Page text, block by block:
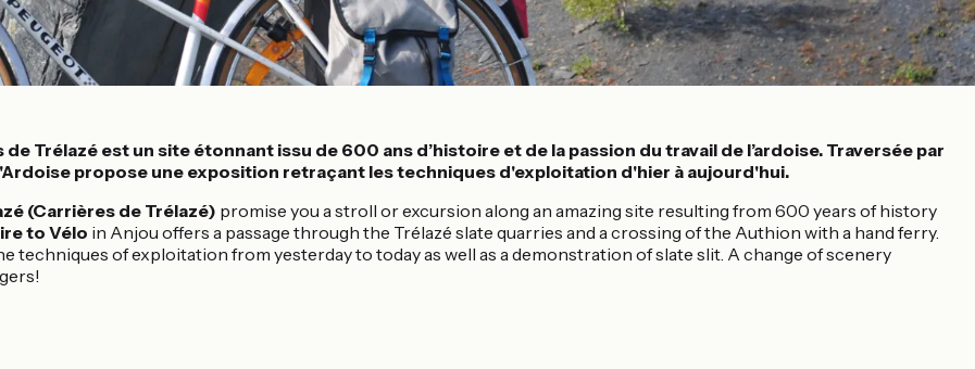
Trélazé est un site étonnant issu de 600 ans d’histoire et de la passion du travail de l’ardoise. Traversée par
propose une exposition retraçant les techniques d'exploitation d'hier à aujourd'hui.
(Carrières de Trélazé) promise you a stroll or excursion along an amazing site resulting from 600 years of history
to Vélo in Anjou offers a passage through the Trélazé slate quarries and a crossing of the Authion with a hand ferry.
techniques of exploitation from yesterday to today as well as a demonstration of slate slit. A change of scenery